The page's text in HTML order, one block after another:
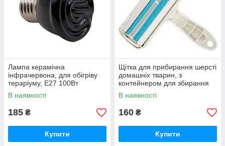
Лампа керамічна
інфрачервона, для обігріву
тераріуму, Е27 100Вт
В наявності
185 ₴
Купити
Щітка для прибирання шерсті
домашніх тварин, з
контейнером для збирання
В наявності
160 ₴
Купити